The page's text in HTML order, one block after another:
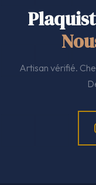
Artisan vérifié.